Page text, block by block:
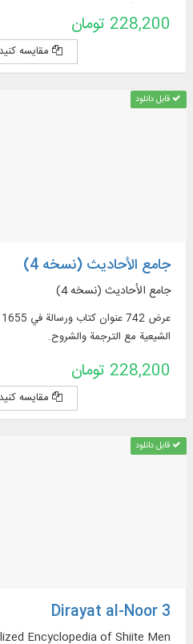
228,200 تومان
مقایسه کنید
قابل دانلود
جامع الأحادیث (نسخه 4)
جامع الأحادیث (نسخه 4)
الشيعية مع الترجمة والشروح.
228,200 تومان
مقایسه کنید
قابل دانلود
Dirayat al-Noor 3
Encyclopedia of Shiite Men